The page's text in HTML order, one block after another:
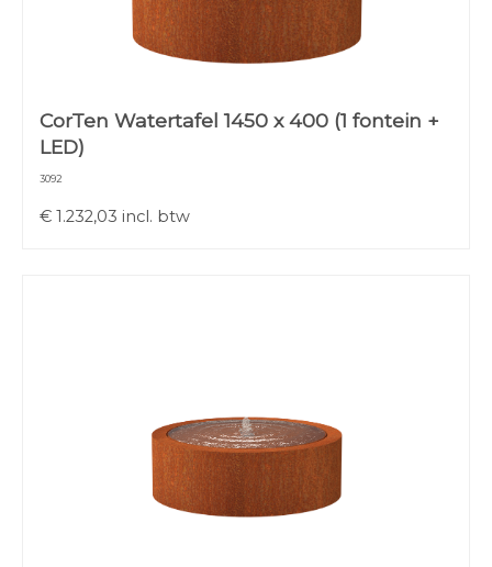
CorTen Watertafel 1450 x 400 (1 fontein +
LED)
3092
€ 1.232,03 incl. btw